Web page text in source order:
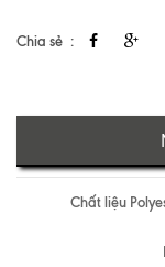
Chia sẻ
Chất liệu